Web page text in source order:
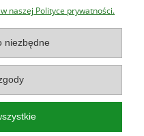
| Aleje Jerozolimskie
| 22 290 23 47 | Serdecznie
do piątku w godzinach
naszej Polityce prywatności.
niezbędne